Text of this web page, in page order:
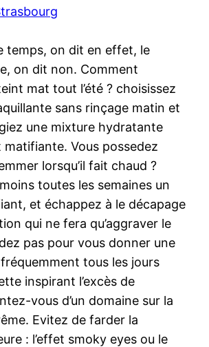
temps, on dit en effet, le
on dit non. Comment
mat tout l’été ? choisissez
sans rinçage matin et
une mixture hydratante
matifiante. Vous possedez
lorsqu’il fait chaud ?
toutes les semaines un
et échappez à le décapage
qui ne fera qu’aggraver le
pas pour vous donner une
tous les jours
inspirant l’excès de
vous d’un domaine sur la
Evitez de farder la
: l’effet smoky eyes ou le